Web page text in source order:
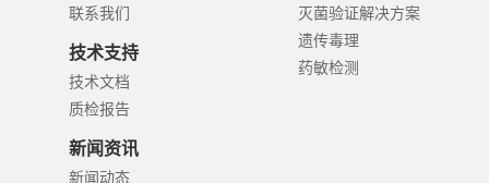
联系我们
技术支持
技术文档
质检报告
新闻资讯
新闻动态
灭菌验证解决方案
遗传毒理
药敏检测